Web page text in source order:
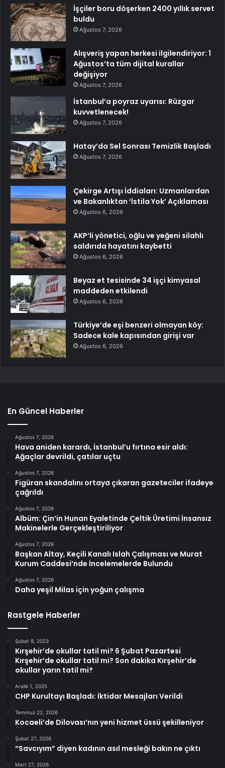
İşçiler boru döşerken 2400 yıllık servet
buldu
Ağustos 7, 2026
Alışveriş yapan herkesi ilgilendiriyor: 1
Ağustos’ta tüm dijital kurallar
değişiyor
Ağustos 7, 2026
İstanbul’a poyraz uyarısı: Rüzgar
kuvvetlenecek!
Ağustos 7, 2026
Hatay’da Sel Sonrası Temizlik Başladı
Ağustos 7, 2026
Çekirge Artışı İddiaları: Uzmanlardan
ve Bakanlıktan ‘İstila Yok’ Açıklaması
Ağustos 6, 2026
AKP’li yönetici, oğlu ve yeğeni silahlı
saldırıda hayatını kaybetti
Ağustos 6, 2026
Beyaz et tesisinde 34 işçi kimyasal
maddeden etkilendi
Ağustos 6, 2026
Türkiye’de eşi benzeri olmayan köy:
Sadece kale kapısından girişi var
Ağustos 6, 2026
En Güncel Haberler
Ağustos 7, 2026
Hava aniden karardı, İstanbul’u fırtına esir aldı:
Ağaçlar devrildi, çatılar uçtu
Ağustos 7, 2026
Figüran skandalını ortaya çıkaran gazeteciler ifadeye
çağrıldı
Ağustos 7, 2026
Albüm: Çin’in Hunan Eyaletinde Çeltik Üretimi İnsansız
Makinelerle Gerçekleştiriliyor
Ağustos 7, 2026
Başkan Altay, Keçili Kanalı Islah Çalışması ve Murat
Kurum Caddesi’nde İncelemelerde Bulundu
Ağustos 7, 2026
Daha yeşil Milas için yoğun çalışma
Rastgele Haberler
Şubat 9, 2023
Kırşehir’de okullar tatil mi? 6 Şubat Pazartesi
Kırşehir’de okullar tatil mi? Son dakika Kırşehir’de
okullar yarın tatil mi?
Aralık 1, 2025
CHP Kurultayı Başladı: İktidar Mesajları Verildi
Temmuz 22, 2026
Kocaeli’de Dilovası’nın yeni hizmet üssü şekilleniyor
Şubat 27, 2026
“Savcıyım” diyen kadının asıl mesleği bakın ne çıktı
Mart 27, 2026